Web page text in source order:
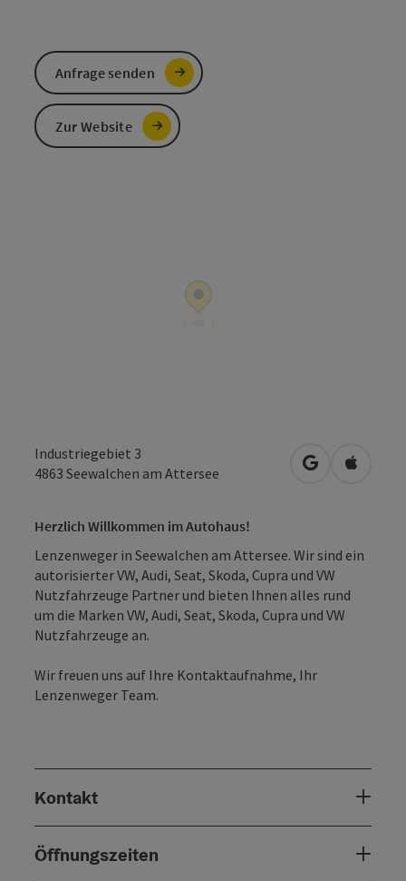
Industriegebiet 3
4863 Seewalchen am Attersee in Google
in
Herzlich Willkommen im Autohaus!
Lenzenweger in Seewalchen am Attersee. Wir sind ein
autorisierter VW, Audi, Seat, Skoda, Cupra und VW
Nutzfahrzeuge Partner und bieten Ihnen alles rund
um die Marken VW, Audi, Seat, Skoda, Cupra und VW
Nutzfahrzeuge an.
Wir freuen uns auf Ihre Kontaktaufnahme, Ihr
Lenzenweger Team.
Kontakt
Öffnungszeiten
Anfrage senden
Zur Website